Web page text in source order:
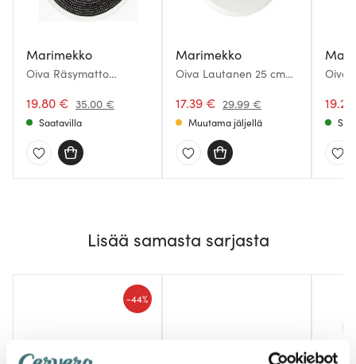
Marimekko
Oiva Räsymatto
19.80 € 35.00 €
Saatavilla
Marimekko
Oiva Lautanen 25 cm
17.39 € 29.99 €
Muutama jäljellä
Oiva
Lisää samasta sarjasta
-44%